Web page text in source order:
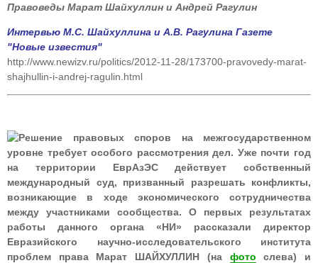
Правоведы Марат Шайхуллин и Андрей Рагулин
Интервью М.С. Шайхуллина и А.В. Рагулина Газете
"Новые известия"
http://www.newizv.ru/politics/2012-11-28/173700-pravovedy-marat-
shajhullin-i-andrej-ragulin.html
Решение правовых споров на межгосударственном
уровне требует особого рассмотрения дел. Уже почти год
на территории ЕврАзЭС действует собственный
международный суд, призванный разрешать конфликты,
возникающие в ходе экономического сотрудничества
между участниками сообщества. О первых результатах
работы данного органа «НИ» рассказали директор
Евразийского научно-исследовательского института
проблем права Марат ШАЙХУЛЛИН (на фото слева) и